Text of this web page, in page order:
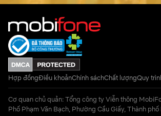
Hợp đồngĐiều khoảnChính sáchChất lượngQuy
Cơ quan chủ quản: Tổng công ty Viễn thông
Phố Phạm Văn Bạch, Phường Cầu Giấy, Thành phố